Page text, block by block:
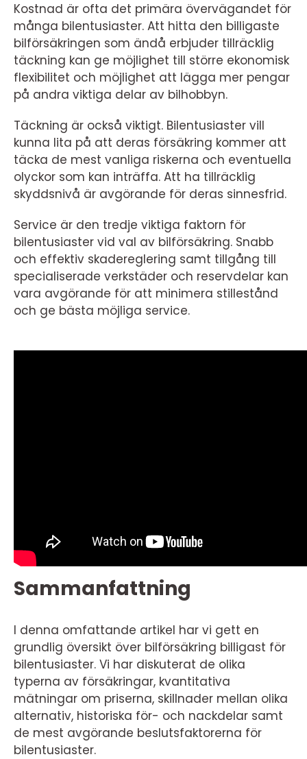
Kostnad är ofta det primära övervägandet för
många bilentusiaster. Att hitta den billigaste
bilförsäkringen som ändå erbjuder tillräcklig
täckning kan ge möjlighet till större ekonomisk
flexibilitet och möjlighet att lägga mer pengar
på andra viktiga delar av bilhobbyn.
Täckning är också viktigt. Bilentusiaster vill
kunna lita på att deras försäkring kommer att
täcka de mest vanliga riskerna och eventuella
olyckor som kan inträffa. Att ha tillräcklig
skyddsnivå är avgörande för deras sinnesfrid.
Service är den tredje viktiga faktorn för
bilentusiaster vid val av bilförsäkring. Snabb
och effektiv skadereglering samt tillgång till
specialiserade verkstäder och reservdelar kan
vara avgörande för att minimera stillestånd
och ge bästa möjliga service.
Sammanfattning
I denna omfattande artikel har vi gett en
grundlig översikt över bilförsäkring billigast för
bilentusiaster. Vi har diskuterat de olika
typerna av försäkringar, kvantitativa
mätningar om priserna, skillnader mellan olika
alternativ, historiska för- och nackdelar samt
de mest avgörande beslutsfaktorerna för
bilentusiaster.